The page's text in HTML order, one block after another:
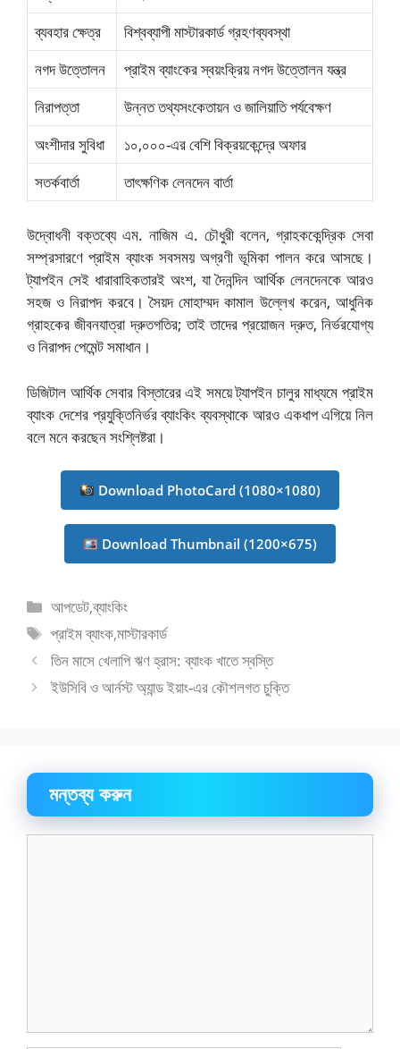
ব্যবহার ক্ষেত্র
বিশ্বব্যাপী মাস্টারকার্ড গ্রহণব্যবস্থা
নগদ উত্তোলন
প্রাইম ব্যাংকের স্বয়ংক্রিয় নগদ উত্তোলন যন্ত্র
নিরাপত্তা
উন্নত তথ্যসংকেতায়ন ও জালিয়াতি পর্যবেক্ষণ
অংশীদার সুবিধা
১০,০০০-এর বেশি বিক্রয়কেন্দ্রে অফার
সতর্কবার্তা
তাৎক্ষণিক লেনদেন বার্তা
উদ্বোধনী বক্তব্যে এম. নাজিম এ. চৌধুরী বলেন, গ্রাহককেন্দ্রিক সেবা
সম্প্রসারণে প্রাইম ব্যাংক সবসময় অগ্রণী ভূমিকা পালন করে আসছে।
ট্যাপইন সেই ধারাবাহিকতারই অংশ, যা দৈনন্দিন আর্থিক লেনদেনকে আরও
সহজ ও নিরাপদ করবে। সৈয়দ মোহাম্মদ কামাল উল্লেখ করেন, আধুনিক
গ্রাহকের জীবনযাত্রা দ্রুতগতির; তাই তাদের প্রয়োজন দ্রুত, নির্ভরযোগ্য
ও নিরাপদ পেমেন্ট সমাধান।
ডিজিটাল আর্থিক সেবার বিস্তারের এই সময়ে ট্যাপইন চালুর মাধ্যমে প্রাইম
ব্যাংক দেশের প্রযুক্তিনির্ভর ব্যাংকিং ব্যবস্থাকে আরও একধাপ এগিয়ে নিল
বলে মনে করছেন সংশ্লিষ্টরা।
Download PhotoCard (1080×1080)
Download Thumbnail (1200×675)
বিভাগ
সমূহ
আপডেট,ব্যাংকিং
ট্যাগ
সমূহ
প্রাইম ব্যাংক,মাস্টারকার্ড
তিন মাসে খেলাপি ঋণ হ্রাস: ব্যাংক খাতে স্বস্তি
ইউসিবি ও আর্নস্ট অ্যান্ড ইয়াং-এর কৌশলগত চুক্তি
মন্তব্য করুন